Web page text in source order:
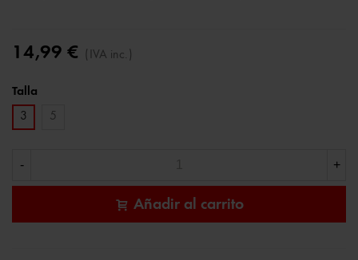
14,99 € (IVA inc.)
Talla
3
5
- +
Añadir al carrito